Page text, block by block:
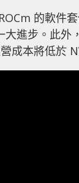
的軟件
大進步。此外
成本將低於